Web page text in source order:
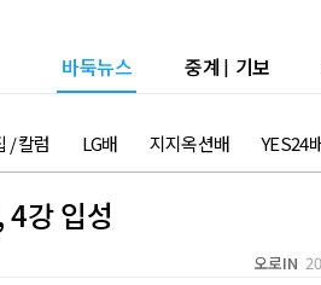
바둑뉴스 중계 | 기보
/ 칼럼 LG배 지지옥션배 YES24
4강 입성
오로IN